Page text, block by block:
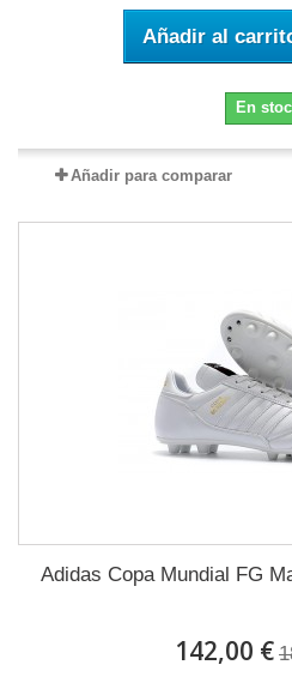
Añadir al
En
Añadir para comparar
Adidas Copa Mundial FG
142,00 €